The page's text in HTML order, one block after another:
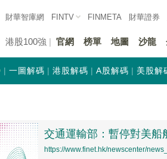
財華智庫網 FINTV FINMETA 財華證券
港股100強 官網 榜單 地圖 沙龍
一圖解碼 港股解碼 A股解碼 美股解
交通運輸部：暫停對美船
https://www.finet.hk/newscenter/